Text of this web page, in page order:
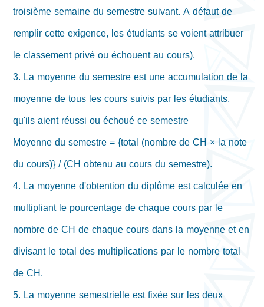
troisième semaine du semestre suivant. A défaut de
remplir cette exigence, les étudiants se voient attribuer
le classement privé ou échouent au cours).
3. La moyenne du semestre est une accumulation de la
moyenne de tous les cours suivis par les étudiants,
qu'ils aient réussi ou échoué ce semestre
Moyenne du semestre = {total (nombre de CH × la note
du cours)} / (CH obtenu au cours du semestre).
4. La moyenne d'obtention du diplôme est calculée en
multipliant le pourcentage de chaque cours par le
nombre de CH de chaque cours dans la moyenne et en
divisant le total des multiplications par le nombre total
de CH.
5. La moyenne semestrielle est fixée sur les deux